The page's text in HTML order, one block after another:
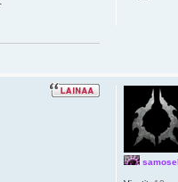
samosel